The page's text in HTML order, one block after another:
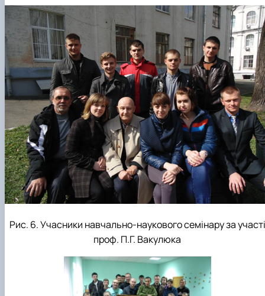
Рис. 6. Учасники навчально-наукового семінару за участі
проф. П.Г. Вакулюка